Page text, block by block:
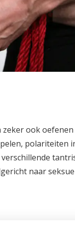
ook
polariteiten
naar